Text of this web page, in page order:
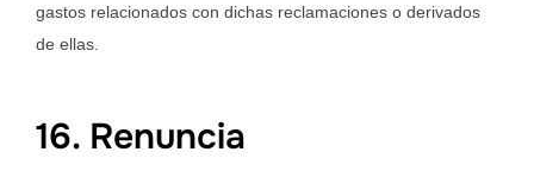
gastos relacionados con dichas reclamaciones o derivados
de ellas.
16. Renuncia